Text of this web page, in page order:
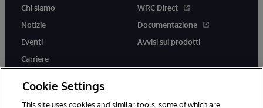
Chi siamo
Notizie
Eventi
Carriere
WRC Direct
Documentazione
Avvisi sui prodotti
Cookie Settings
This site uses cookies and similar tools, some of which are